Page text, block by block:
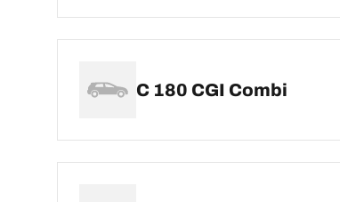
C 180 CGI Combi